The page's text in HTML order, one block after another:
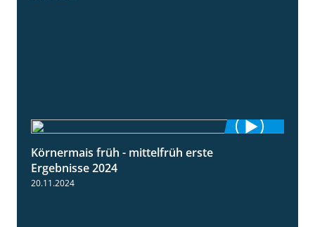
Körnermais früh - mittelfrüh erste
Ergebnisse 2024
20.11.2024